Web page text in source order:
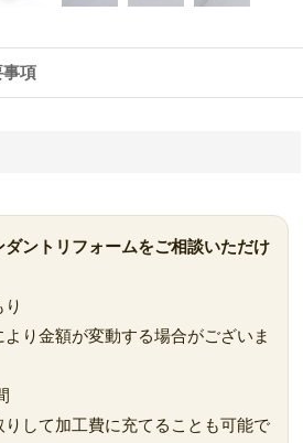
項
ントリフォームをご相談いただけ
り金額が変動する場合がございま
して加工費に充てることも可能で